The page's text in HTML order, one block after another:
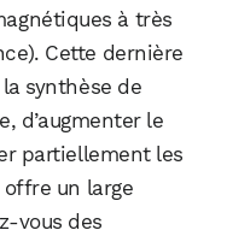
à très
Cette dernière
synthèse de
d’augmenter le
partiellement les
un large
vous des